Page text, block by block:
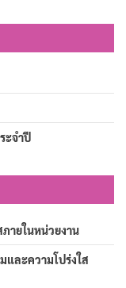
ะจำปี
ายในหน่วยงาน
และความโปร่งใส